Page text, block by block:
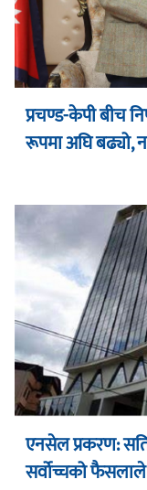
प्रचण्ड-केपी बीच
रूपमा अघि बढ्यो,
एनसेल प्रकरण:
सर्वोच्चको